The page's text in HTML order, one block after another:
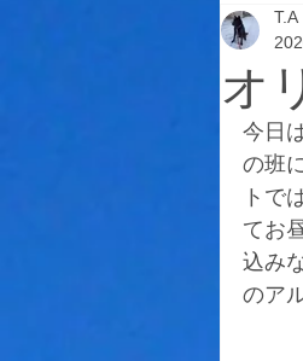
オ
T.A
今日
の班
トで
てお
込み
のア